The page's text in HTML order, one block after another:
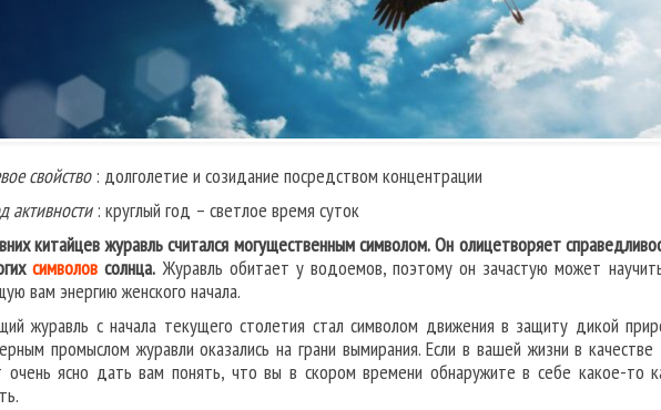
свойство: долголетие и созидание посредством концентрации
активности: круглый год – светлое время суток
китайцев журавль считался могущественным символом. Он олицетворяет
символов солнца. Журавль обитает у водоемов, поэтому он зачастую может научить
вам энергию женского начала.
журавль с начала текущего столетия стал символом движения в защиту дикой
промыслом журавли оказались на грани вымирания. Если в вашей жизни в
ясно дать вам понять, что вы в скором времени обнаружите в себе какое-то